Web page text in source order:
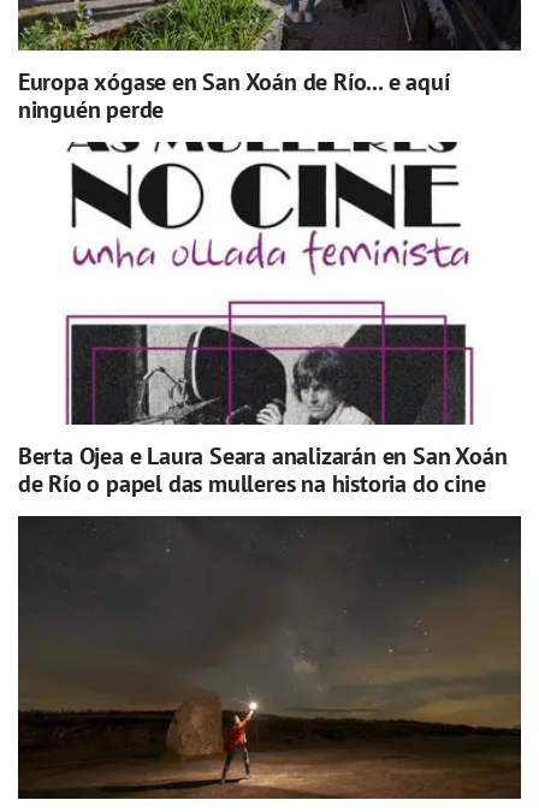
Europa xógase en San Xoán de Río... e aquí
ninguén perde
Berta Ojea e Laura Seara analizarán en San Xoán
de Río o papel das mulleres na historia do cine